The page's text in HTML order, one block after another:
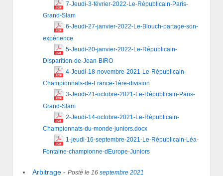
7-Jeudi-3-février-2022-Le-Républicain-Paris-
Grand-Slam
6-Jeudi-27-janvier-2022-Le-Blouch-partage-son-
expérience
5-Jeudi-20-janvier-2022-Le-Républicain-
Disparition-de-Jean-BIRO
4-Jeudi-18-novembre-2021-Le-Républicain-
Championnats-de-France-1ère-division
3-Jeudi-21-octobre-2021-Le-Républicain-Paris-
Grand-Slam
2-Jeudi-14-octobre-2021-Le-Républicain-
Championnats-du-monde-juniors.docx
1-jeudi-16-septembre-2021-Le-Républicain-Léa-
Fontaine-championne-dEurope-Juniors
Arbitrage - Posté le 16 septembre 2021